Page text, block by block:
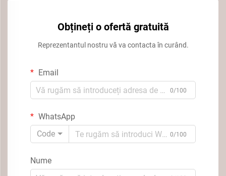
Obțineți o ofertă gratuită
Reprezentantul nostru vă va contacta în curând.
Email
0/100
WhatsApp
Code
0/100
Nume